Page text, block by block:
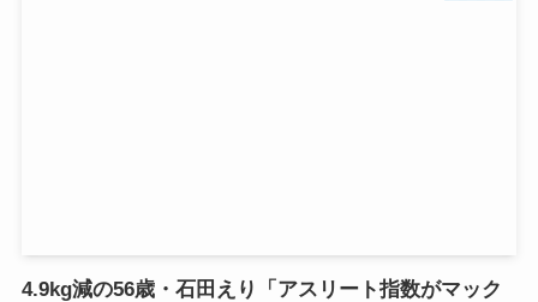
4.9kg減の56歳・石田えり「アスリート指数がマック